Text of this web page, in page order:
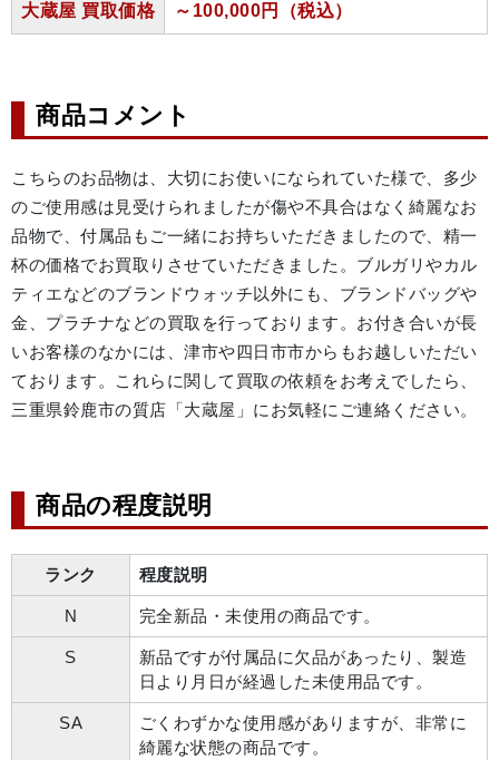
大蔵屋 買取価格 ～100,000円（税込）
商品コメント
こちらのお品物は、大切にお使いになられていた様で、多少
のご使用感は見受けられましたが傷や不具合はなく綺麗なお
品物で、付属品もご一緒にお持ちいただきましたので、精一
杯の価格でお買取りさせていただきました。ブルガリやカル
ティエなどのブランドウォッチ以外にも、ブランドバッグや
金、プラチナなどの買取を行っております。お付き合いが長
いお客様のなかには、津市や四日市市からもお越しいただい
ております。これらに関して買取の依頼をお考えでしたら、
三重県鈴鹿市の質店「大蔵屋」にお気軽にご連絡ください。
商品の程度説明
ランク 程度説明
N 完全新品・未使用の商品です。
S
新品ですが付属品に欠品があったり、製造
日より月日が経過した未使用品です。
SA
ごくわずかな使用感がありますが、非常に
綺麗な状態の商品です。